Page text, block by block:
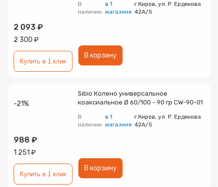
В
наличии:
в 1
магазине
г.Киров, ул. Р. Ердякова
42А/5
2 093 ₽
2 300 ₽
В корзину
Купить в 1 клик
-21%
Sibio Колено универсальное
коаксиальное Ø 60/100 - 90 гр CW-90-01
В
наличии:
в 1
магазине
г.Киров, ул. Р. Ердякова
42А/5
988 ₽
1 251 ₽
В корзину
Купить в 1 клик